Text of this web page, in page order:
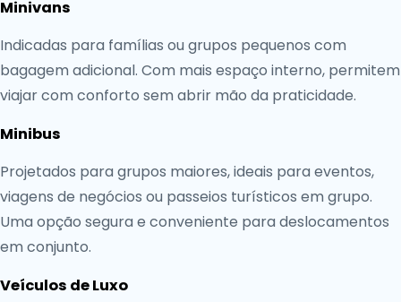
Minivans
Indicadas para famílias ou grupos pequenos com
bagagem adicional. Com mais espaço interno, permitem
viajar com conforto sem abrir mão da praticidade.
Minibus
Projetados para grupos maiores, ideais para eventos,
viagens de negócios ou passeios turísticos em grupo.
Uma opção segura e conveniente para deslocamentos
em conjunto.
Veículos de Luxo